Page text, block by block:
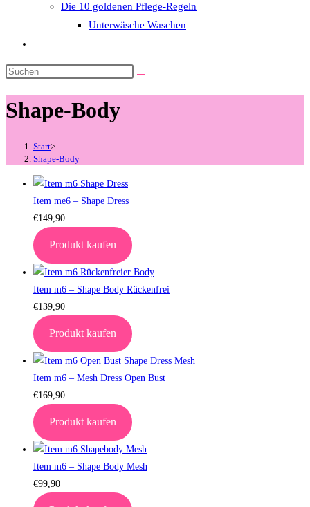
Die 10 goldenen Pflege-Regeln
Unterwäsche Waschen
umschalten
Diese
durchsuchen
Shape-Body
Start>
Shape-Body
Item me6 – Shape Dress
€149,90
Produkt kaufen
Item m6 – Shape Body Rückenfrei
€139,90
Produkt kaufen
Item m6 – Mesh Dress Open Bust
€169,90
Produkt kaufen
Item m6 – Shape Body Mesh
€99,90